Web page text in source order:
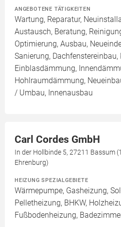
ANGEBOTENE TÄTIGKEITEN
Wartung, Reparatur,
Austausch, Beratung,
Optimierung, Ausbau,
Sanierung, Dachfenstereinbau,
Einblasdämmung,
Hohlraumdämmung,
/ Umbau, Innenausbau
Carl Cordes GmbH
In der Hollbinde 5, 27211 Bassum
Ehrenburg)
HEIZUNG SPEZIALGEBIETE
Wärmepumpe, Gasheizung,
Pelletheizung, BHKW,
Fußbodenheizung,